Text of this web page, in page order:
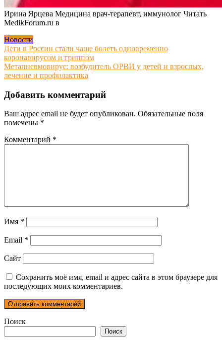
Ирина Ярцева Медицина врач-терапевт, иммунолог Читать
MedikForum.ru в
Новости
Навигация
по
записям
Дети в России стали чаще болеть одновременно
коронавирусом и гриппом
Метапневмовирус: возбудитель ОРВИ у детей и взрослых,
лечение и профилактика
Добавить комментарий
Ваш адрес email не будет опубликован. Обязательные поля
помечены *
Комментарий *
Имя *
Email *
Сайт
Сохранить моё имя, email и адрес сайта в этом браузере для
последующих моих комментариев.
Поиск
Поиск